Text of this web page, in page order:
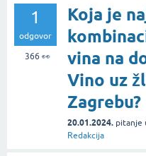
1
odgovor
366 👀
Koja je
vina na
Vino uz
Zagrebu?
20.01.2024. pitanje
Redakcija